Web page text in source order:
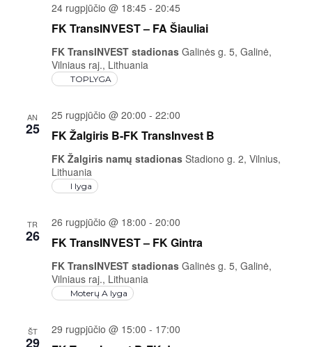
FK TransINVEST – FA Šiauliai
24 rugpjūčio @ 18:45 - 20:45
FK TransINVEST stadionas Galinės g. 5, Galinė,
Vilniaus raj., Lithuania
TOPLYGA
AN
25 FK Žalgiris B-FK TransInvest B
25 rugpjūčio @ 20:00 - 22:00
FK Žalgiris namų stadionas Stadiono g. 2, Vilnius,
Lithuania
I lyga
TR
26 FK TransINVEST – FK Gintra
26 rugpjūčio @ 18:00 - 20:00
FK TransINVEST stadionas Galinės g. 5, Galinė,
Vilniaus raj., Lithuania
Moterų A lyga
ŠT
29
29 rugpjūčio @ 15:00 - 17:00